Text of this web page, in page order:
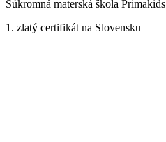
Súkromná materská škola
1. zlatý certifikát na Slovensku